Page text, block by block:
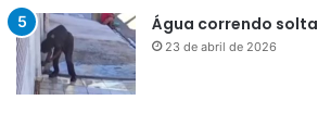
Água correndo solta
23 de abril de 2026